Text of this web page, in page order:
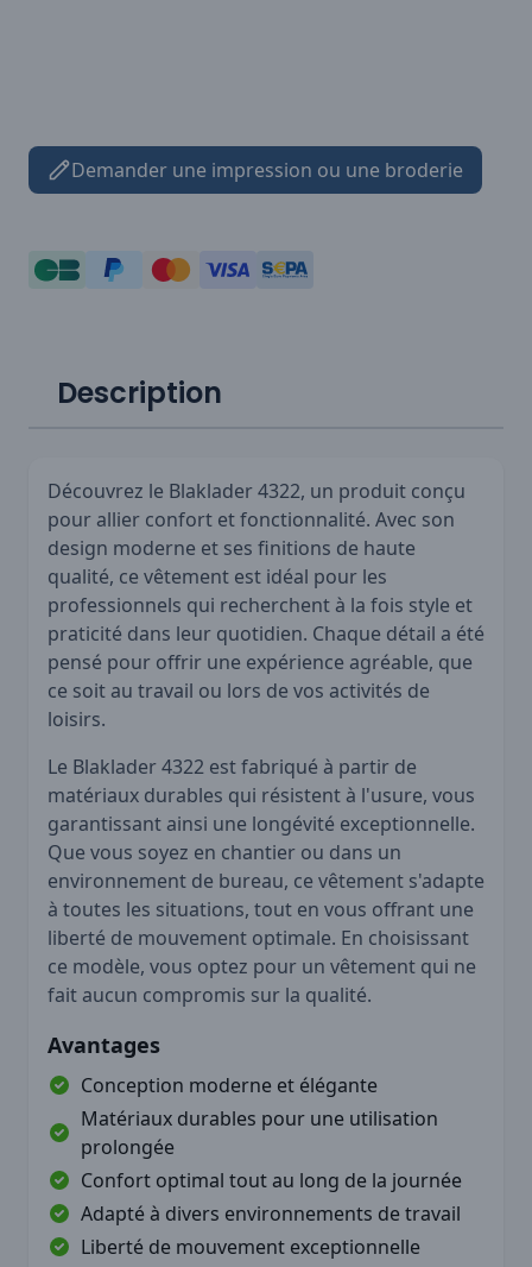
Demander une impression ou une broderie
Description
Découvrez le Blaklader 4322, un produit conçu
pour allier confort et fonctionnalité. Avec son
design moderne et ses finitions de haute
qualité, ce vêtement est idéal pour les
professionnels qui recherchent à la fois style et
praticité dans leur quotidien. Chaque détail a été
pensé pour offrir une expérience agréable, que
ce soit au travail ou lors de vos activités de
loisirs.
Le Blaklader 4322 est fabriqué à partir de
matériaux durables qui résistent à l'usure, vous
garantissant ainsi une longévité exceptionnelle.
Que vous soyez en chantier ou dans un
environnement de bureau, ce vêtement s'adapte
à toutes les situations, tout en vous offrant une
liberté de mouvement optimale. En choisissant
ce modèle, vous optez pour un vêtement qui ne
fait aucun compromis sur la qualité.
Avantages
Conception moderne et élégante
Matériaux durables pour une utilisation
prolongée
Confort optimal tout au long de la journée
Adapté à divers environnements de travail
Liberté de mouvement exceptionnelle